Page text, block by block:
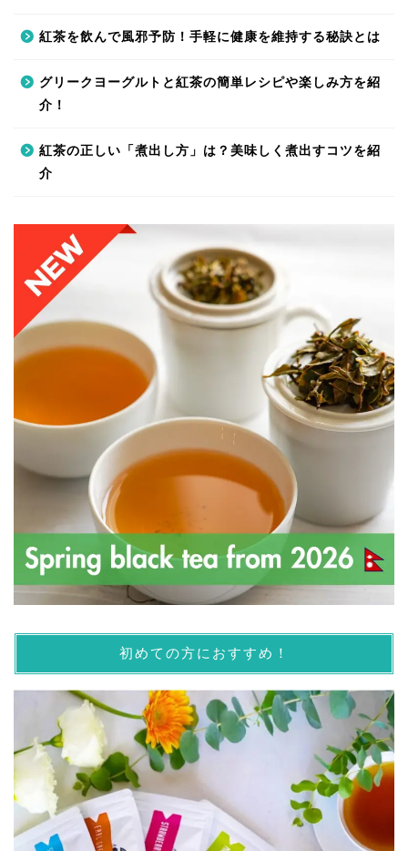
紅茶を飲んで風邪予防！手軽に健康を維持する秘訣とは
グリークヨーグルトと紅茶の簡単レシピや楽しみ方を紹
介！
紅茶の正しい「煮出し方」は？美味しく煮出すコツを紹
介
初めての方におすすめ！